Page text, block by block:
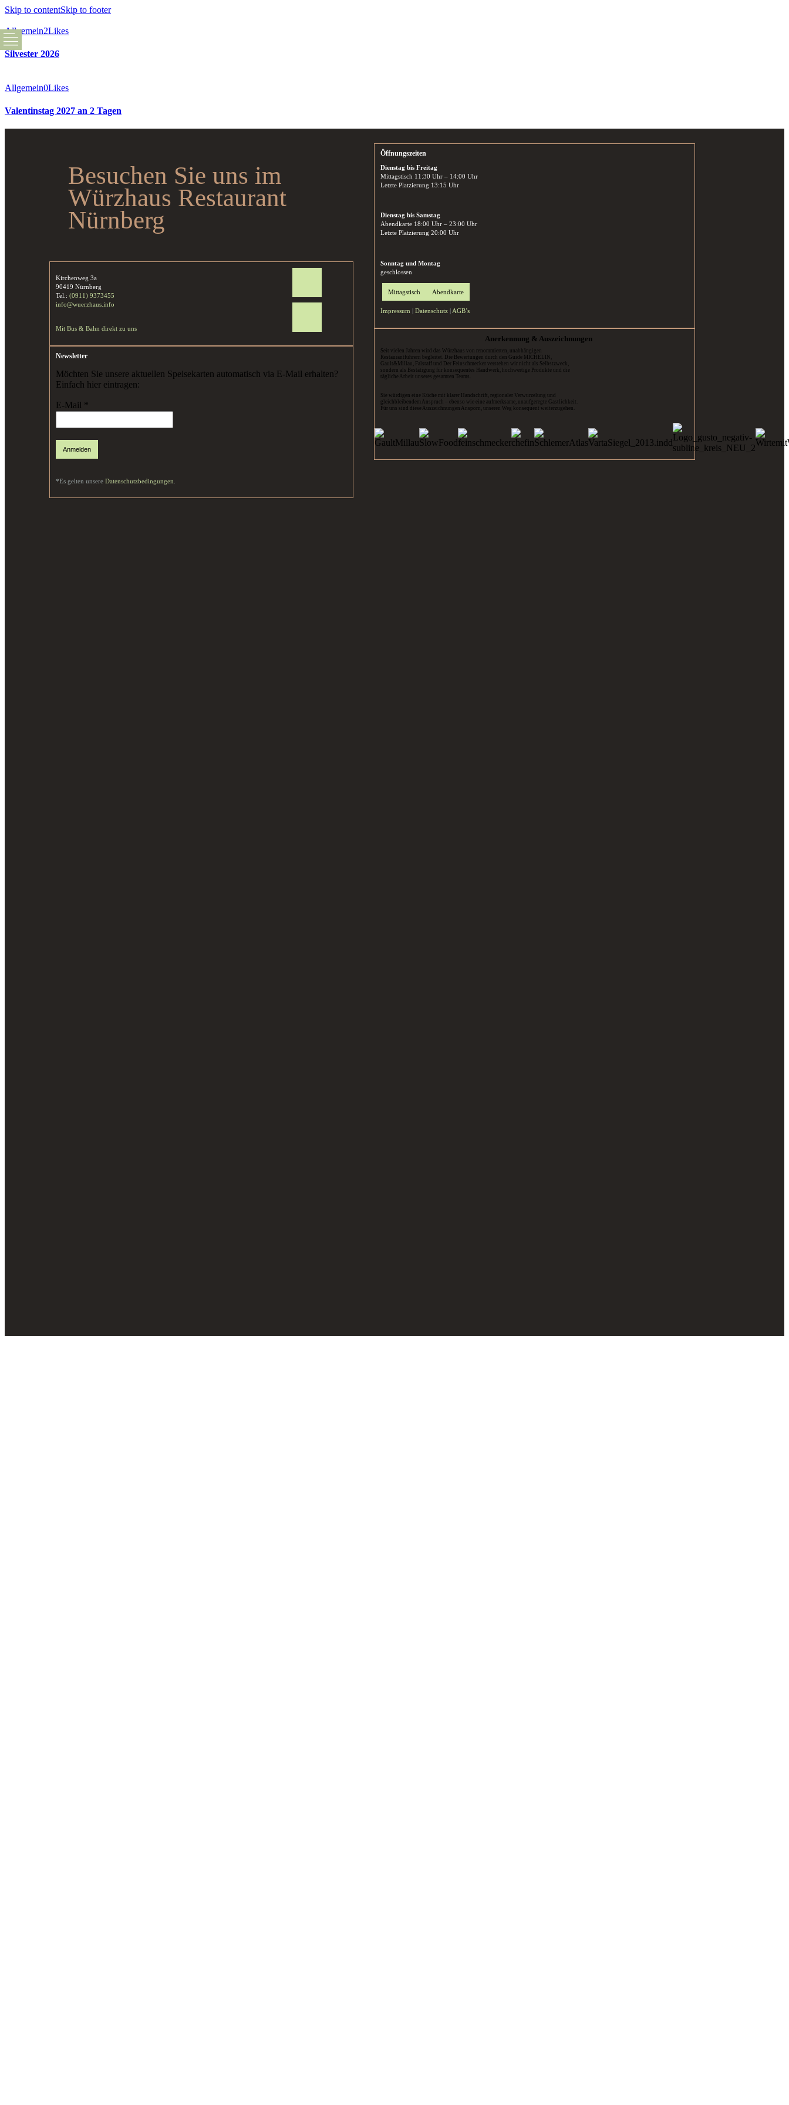
Skip to contentSkip to footer
Allgemein2Likes
Silvester 2026
Allgemein0Likes
Valentinstag 2027 an 2 Tagen
Besuchen Sie uns im
Würzhaus Restaurant
Nürnberg
Kirchenweg 3a
90419 Nürnberg
Tel.:(0911) 9373455
info@wuerzhaus.info
Mit Bus & Bahn direkt zu uns
Newsletter
Möchten Sie unsere aktuellen Speisekarten automatisch via E-Mail erhalten?
Einfach hier eintragen:
E-Mail *
*Es gelten unsereDatenschutzbedingungen
Öffnungszeiten
Dienstag bis Freitag
Mittagstisch 11:30 Uhr – 14:00 Uhr
Letzte Platzierung 13:15 Uhr
Dienstag bis Samstag
Abendkarte 18:00 Uhr – 23:00 Uhr
Letzte Platzierung 20:00 Uhr
Sonntag und Montag
geschlossen
Mittagstisch Abendkarte
Impressum |Datenschutz AGB’s
Anerkennung & Auszeichnungen
Seit vielen Jahren wird das Würzhaus von renommierten, unabhängigen
Restaurantführern begleitet. Die Bewertungen durch den Guide MICHELIN,
Gault&Millau, Falstaff und Der Feinschmecker verstehen wir nicht als Selbstzweck,
sondern als Bestätigung für konsequentes Handwerk, hochwertige Produkte und die
tägliche Arbeit unseres gesamten Teams.
Sie würdigen eine Küche mit klarer Handschrift, regionaler Verwurzelung und
gleichbleibendem Anspruch – ebenso wie eine aufmerksame, unaufgeregte Gastlichkeit.
Für uns sind diese Auszeichnungen Ansporn, unseren Weg konsequent weiterzugehen.